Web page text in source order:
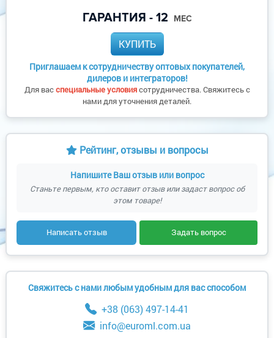
ГАРАНТИЯ - 12 МЕС
КУПИТЬ
Приглашаем к сотрудничеству оптовых покупателей,
дилеров и интеграторов!
Для васспециальные условиясотрудничества. Свяжитесь с
нами для уточнения деталей.
Рейтинг, отзывы и вопросы
Напишите Ваш отзыв или вопрос
Станьте первым, кто оставит отзыв или задаст вопрос об
этом товаре!
Написать отзыв Задать вопрос
Свяжитесь с нами любым удобным для вас способом
+38 (063) 497-14-41
info@euroml.com.ua